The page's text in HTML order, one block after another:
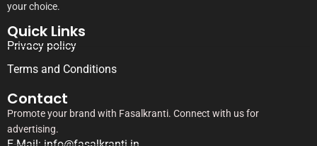
your choice.
Quick Links
Privacy policy
Terms and Conditions
Contact
Promote your brand with Fasalkranti. Connect with us for
advertising.